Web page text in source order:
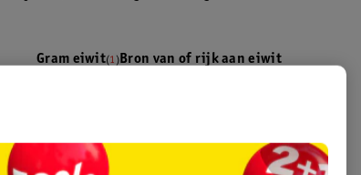
Gram eiwit(1 ) Bron van of rijk aan eiwit
5,3
Bron van eiwit
6,9